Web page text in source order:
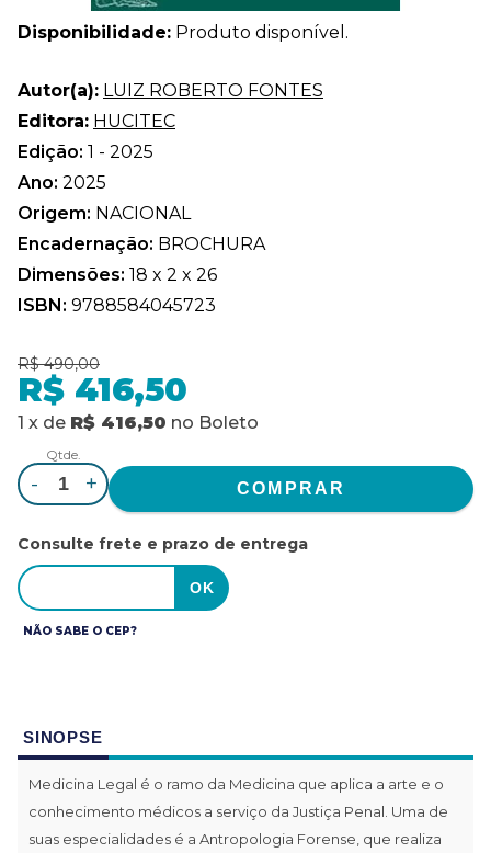
Disponibilidade: Produto disponível.
Autor(a): LUIZ ROBERTO FONTES
Editora: HUCITEC
Edição: 1 - 2025
Ano: 2025
Origem: NACIONAL
Encadernação: BROCHURA
Dimensões: 18 x 2 x 26
ISBN: 9788584045723
R$ 490,00
R$ 416,50
1 x de R$ 416,50 no Boleto
Qtde.
- +
Consulte frete e prazo de entrega
NÃO SABE O CEP?
SINOPSE
Medicina Legal é o ramo da Medicina que aplica a arte e o
conhecimento médicos a serviço da Justiça Penal. Uma de
suas especialidades é a Antropologia Forense, que realiza